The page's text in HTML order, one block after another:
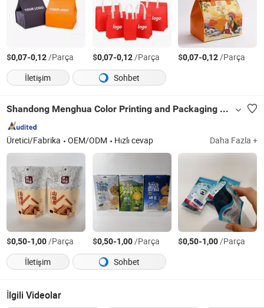
$0,07-0,12/Parça $0,07-0,12/Parça $0,07-0,12/Parça
İletişim
Sohbet
Shandong Menghua Color Printing and Packaging Co., Ltd.
Üretici/Fabrika OEM/ODM Hızlı cevap Daha Fazla +
$0,50-1,00/Parça $0,50-1,00/Parça $0,50-1,00/Parça
İletişim
Sohbet
İlgili Videolar